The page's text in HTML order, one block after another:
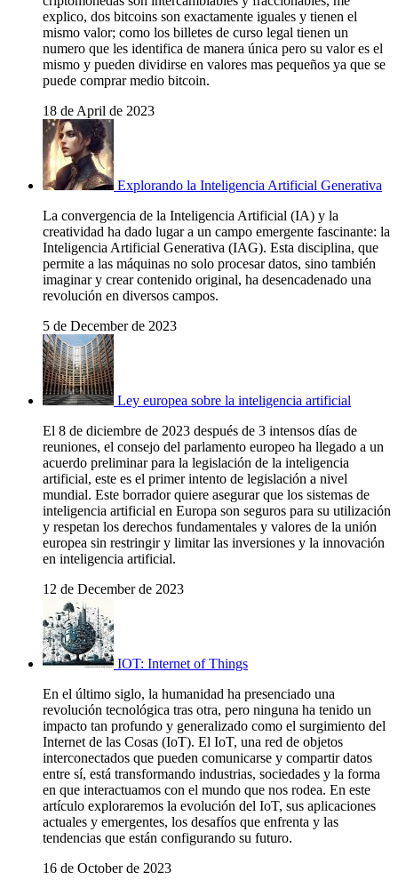
explico, dos bitcoins son exactamente iguales y tienen el
mismo valor; como los billetes de curso legal tienen un
numero que les identifica de manera única pero su valor es el
mismo y pueden dividirse en valores mas pequeños ya que se
puede comprar medio bitcoin.
18 de April de 2023
Explorando la Inteligencia Artificial Generativa
La convergencia de la Inteligencia Artificial (IA) y la
creatividad ha dado lugar a un campo emergente fascinante: la
Inteligencia Artificial Generativa (IAG). Esta disciplina, que
permite a las máquinas no solo procesar datos, sino también
imaginar y crear contenido original, ha desencadenado una
revolución en diversos campos.
5 de December de 2023
Ley europea sobre la inteligencia artificial
El 8 de diciembre de 2023 después de 3 intensos días de
reuniones, el consejo del parlamento europeo ha llegado a un
acuerdo preliminar para la legislación de la inteligencia
artificial, este es el primer intento de legislación a nivel
mundial. Este borrador quiere asegurar que los sistemas de
inteligencia artificial en Europa son seguros para su utilización
y respetan los derechos fundamentales y valores de la unión
europea sin restringir y limitar las inversiones y la innovación
en inteligencia artificial.
12 de December de 2023
IOT: Internet of Things
En el último siglo, la humanidad ha presenciado una
revolución tecnológica tras otra, pero ninguna ha tenido un
impacto tan profundo y generalizado como el surgimiento del
Internet de las Cosas (IoT). El IoT, una red de objetos
interconectados que pueden comunicarse y compartir datos
entre sí, está transformando industrias, sociedades y la forma
en que interactuamos con el mundo que nos rodea. En este
artículo exploraremos la evolución del IoT, sus aplicaciones
actuales y emergentes, los desafíos que enfrenta y las
tendencias que están configurando su futuro.
16 de October de 2023